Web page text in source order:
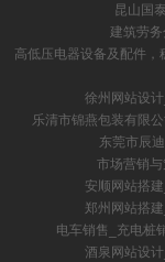
昆山国
建筑劳
高低压电器设备及配件
徐州网站设
乐清市锦燕包装有限
东莞市辰
市场营销
安顺网站搭
郑州网站搭
电车销售_充电桩
酒泉网站设